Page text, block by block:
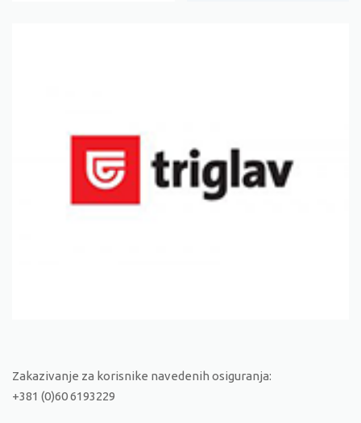
Zakazivanje za korisnike navedenih osiguranja:
+381 (0)60 6193229